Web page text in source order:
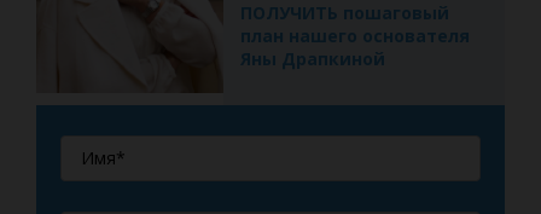
ПОЛУЧИТЬ пошаговый
план нашего основателя
Яны Драпкиной